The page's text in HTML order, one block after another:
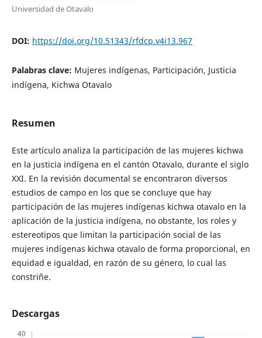
Universidad de Otavalo
DOI: https://doi.org/10.51343/rfdcp.v4i13.967
Palabras clave: Mujeres indígenas, Participación, Justicia
indígena, Kichwa Otavalo
Resumen
Este artículo analiza la participación de las mujeres kichwa
en la justicia indígena en el cantón Otavalo, durante el siglo
XXI. En la revisión documental se encontraron diversos
estudios de campo en los que se concluye que hay
participación de las mujeres indígenas kichwa otavalo en la
aplicación de la justicia indígena, no obstante, los roles y
estereotipos que limitan la participación social de las
mujeres indígenas kichwa otavalo de forma proporcional, en
equidad e igualdad, en razón de su género, lo cual las
constriñe.
Descargas